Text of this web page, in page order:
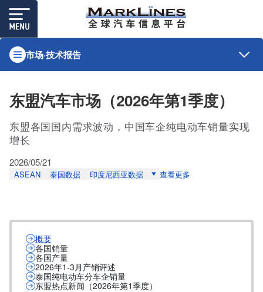
市场·技术报告
东盟汽车市场（2026年第1季度）
东盟各国国内需求波动，中国车企纯电动车销量实现
增长
2026/05/21
ASEAN 泰国数据 印度尼西亚数据 查看更多
概要
各国销量
各国产量
2026年1-3月产销评述
泰国纯电动车分车企销量
东盟热点新闻（2026年第1季度）